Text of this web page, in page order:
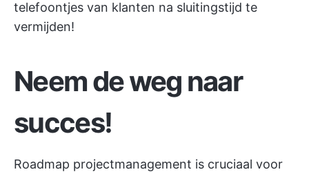
telefoontjes van klanten na sluitingstijd te
vermijden!
Neem de weg naar
succes!
Roadmap projectmanagement is cruciaal voor